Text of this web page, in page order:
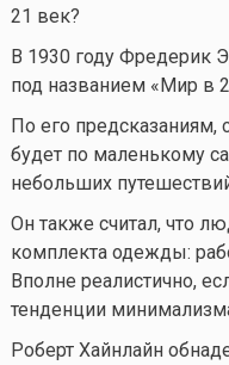
21 век?
В 1930 году Фредерик
под названием «Мир в
По его предсказаниям,
будет по маленькому
небольших
Он также считал, что
комплекта одежды:
Вполне реалистично,
тенденции
Роберт Хайнлайн